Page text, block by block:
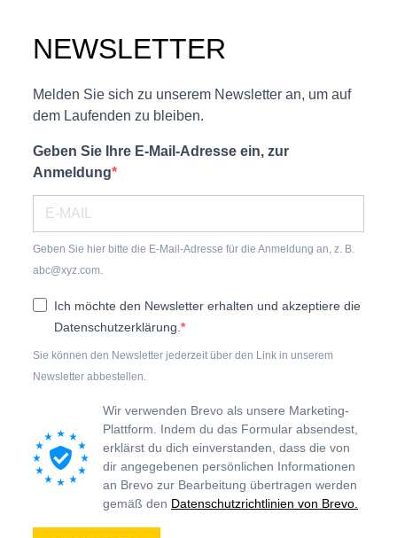
NEWSLETTER
Melden Sie sich zu unserem Newsletter an, um auf
dem Laufenden zu bleiben.
Geben Sie Ihre E-Mail-Adresse ein, zur
Anmeldung
Geben Sie hier bitte die E-Mail-Adresse für die Anmeldung an, z. B.
abc@xyz.com.
Ich möchte den Newsletter erhalten und akzeptiere die
Datenschutzerklärung.
Sie können den Newsletter jederzeit über den Link in unserem
Newsletter abbestellen.
Wir verwenden Brevo als unsere Marketing-
Plattform. Indem du das Formular absendest,
erklärst du dich einverstanden, dass die von
dir angegebenen persönlichen Informationen
an Brevo zur Bearbeitung übertragen werden
gemäß den Datenschutzrichtlinien von Brevo.